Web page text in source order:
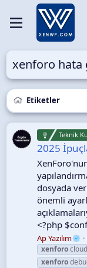
xenforo hata
Etiketler
Teknik
2025
dosyada
önemli
<?php
Ap Yazılım
xenforo
xenforo